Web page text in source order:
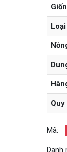
Quy
Mã:
Danh